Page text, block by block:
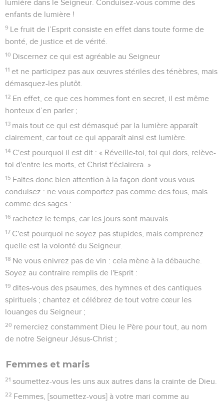
lumière dans le Seigneur. Conduisez-vous comme des
enfants de lumière !
9 Le fruit de l’Esprit consiste en effet dans toute forme de
bonté, de justice et de vérité.
10 Discernez ce qui est agréable au Seigneur
11 et ne participez pas aux œuvres stériles des ténèbres, mais
démasquez-les plutôt.
12 En effet, ce que ces hommes font en secret, il est même
honteux d’en parler ;
13 mais tout ce qui est démasqué par la lumière apparaît
clairement, car tout ce qui apparaît ainsi est lumière.
14 C'est pourquoi il est dit : « Réveille-toi, toi qui dors, relève-
toi d'entre les morts, et Christ t'éclairera. »
15 Faites donc bien attention à la façon dont vous vous
conduisez : ne vous comportez pas comme des fous, mais
comme des sages :
16 rachetez le temps, car les jours sont mauvais.
17 C'est pourquoi ne soyez pas stupides, mais comprenez
quelle est la volonté du Seigneur.
18 Ne vous enivrez pas de vin : cela mène à la débauche.
Soyez au contraire remplis de l'Esprit :
19 dites-vous des psaumes, des hymnes et des cantiques
spirituels ; chantez et célébrez de tout votre cœur les
louanges du Seigneur ;
20 remerciez constamment Dieu le Père pour tout, au nom
de notre Seigneur Jésus-Christ ;
Femmes et maris
21 soumettez-vous les uns aux autres dans la crainte de Dieu.
22 Femmes, [soumettez-vous] à votre mari comme au